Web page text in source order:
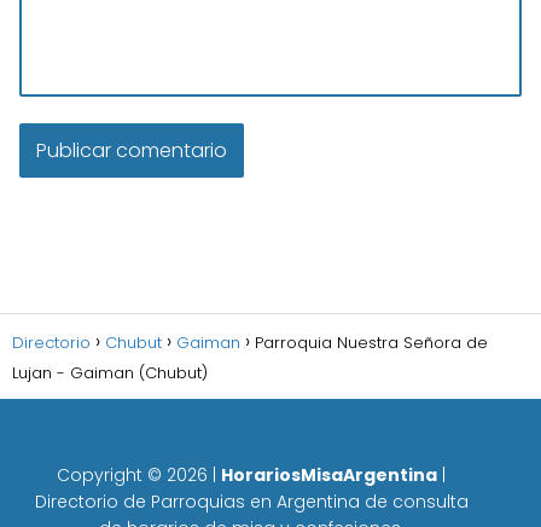
Directorio Chubut Gaiman
Parroquia Nuestra Señora de
Lujan - Gaiman (Chubut)
Copyright © 2026 HorariosMisaArgentina
Directorio de Parroquias en Argentina de consulta